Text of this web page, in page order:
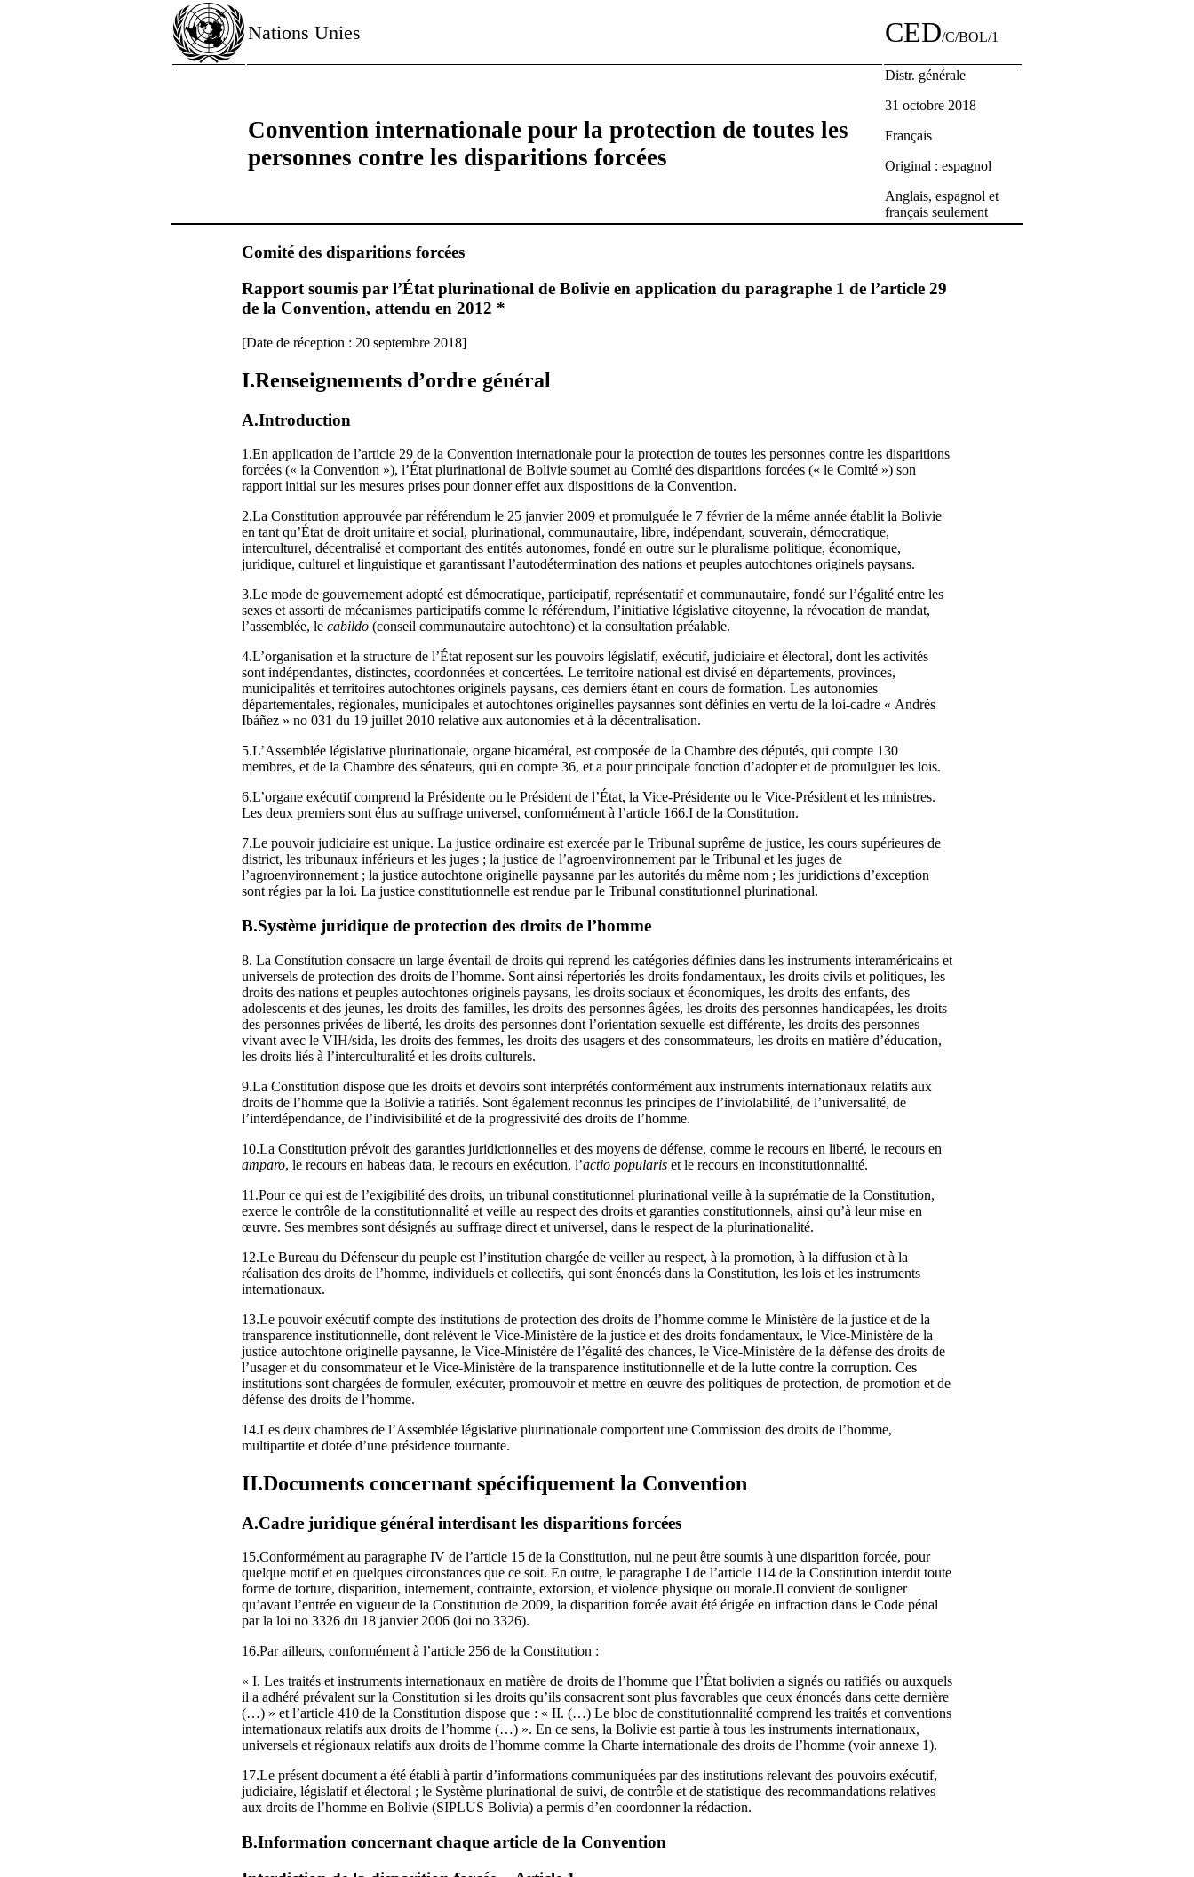
Nations Unies CED/C/BOL/1
Convention internationale pour la protection de toutes les
personnes contre les disparitions forcées
Distr. générale
31 octobre 2018
Français
Original : espagnol
Anglais, espagnol et
français seulement
Comité des disparitions forcées
Rapport soumis par l’État plurinational de Bolivie en application du paragraphe 1 de l’article 29
de la Convention, attendu en 2012 *
[Date de réception : 20 septembre 2018]
I.Renseignements d’ordre général
A.Introduction
1.En application de l’article 29 de la Convention internationale pour la protection de toutes les personnes contre les disparitions
forcées (« la Convention »), l’État plurinational de Bolivie soumet au Comité des disparitions forcées (« le Comité ») son
rapport initial sur les mesures prises pour donner effet aux dispositions de la Convention.
2.La Constitution approuvée par référendum le 25 janvier 2009 et promulguée le 7 février de la même année établit la Bolivie
en tant qu’État de droit unitaire et social, plurinational, communautaire, libre, indépendant, souverain, démocratique,
interculturel, décentralisé et comportant des entités autonomes, fondé en outre sur le pluralisme politique, économique,
juridique, culturel et linguistique et garantissant l’autodétermination des nations et peuples autochtones originels paysans.
3.Le mode de gouvernement adopté est démocratique, participatif, représentatif et communautaire, fondé sur l’égalité entre les
sexes et assorti de mécanismes participatifs comme le référendum, l’initiative législative citoyenne, la révocation de mandat,
l’assemblée, le cabildo (conseil communautaire autochtone) et la consultation préalable.
4.L’organisation et la structure de l’État reposent sur les pouvoirs législatif, exécutif, judiciaire et électoral, dont les activités
sont indépendantes, distinctes, coordonnées et concertées. Le territoire national est divisé en départements, provinces,
municipalités et territoires autochtones originels paysans, ces derniers étant en cours de formation. Les autonomies
départementales, régionales, municipales et autochtones originelles paysannes sont définies en vertu de la loi-cadre « Andrés
Ibáñez » no 031 du 19 juillet 2010 relative aux autonomies et à la décentralisation.
5.L’Assemblée législative plurinationale, organe bicaméral, est composée de la Chambre des députés, qui compte 130
membres, et de la Chambre des sénateurs, qui en compte 36, et a pour principale fonction d’adopter et de promulguer les lois.
6.L’organe exécutif comprend la Présidente ou le Président de l’État, la Vice-Présidente ou le Vice-Président et les ministres.
Les deux premiers sont élus au suffrage universel, conformément à l’article 166.I de la Constitution.
7.Le pouvoir judiciaire est unique. La justice ordinaire est exercée par le Tribunal suprême de justice, les cours supérieures de
district, les tribunaux inférieurs et les juges ; la justice de l’agroenvironnement par le Tribunal et les juges de
l’agroenvironnement ; la justice autochtone originelle paysanne par les autorités du même nom ; les juridictions d’exception
sont régies par la loi. La justice constitutionnelle est rendue par le Tribunal constitutionnel plurinational.
B.Système juridique de protection des droits de l’homme
8. La Constitution consacre un large éventail de droits qui reprend les catégories définies dans les instruments interaméricains et
universels de protection des droits de l’homme. Sont ainsi répertoriés les droits fondamentaux, les droits civils et politiques, les
droits des nations et peuples autochtones originels paysans, les droits sociaux et économiques, les droits des enfants, des
adolescents et des jeunes, les droits des familles, les droits des personnes âgées, les droits des personnes handicapées, les droits
des personnes privées de liberté, les droits des personnes dont l’orientation sexuelle est différente, les droits des personnes
vivant avec le VIH/sida, les droits des femmes, les droits des usagers et des consommateurs, les droits en matière d’éducation,
les droits liés à l’interculturalité et les droits culturels.
9.La Constitution dispose que les droits et devoirs sont interprétés conformément aux instruments internationaux relatifs aux
droits de l’homme que la Bolivie a ratifiés. Sont également reconnus les principes de l’inviolabilité, de l’universalité, de
l’interdépendance, de l’indivisibilité et de la progressivité des droits de l’homme.
10.La Constitution prévoit des garanties juridictionnelles et des moyens de défense, comme le recours en liberté, le recours en
amparo, le recours en habeas data, le recours en exécution, l’actio popularis et le recours en inconstitutionnalité.
11.Pour ce qui est de l’exigibilité des droits, un tribunal constitutionnel plurinational veille à la suprématie de la Constitution,
exerce le contrôle de la constitutionnalité et veille au respect des droits et garanties constitutionnels, ainsi qu’à leur mise en
œuvre. Ses membres sont désignés au suffrage direct et universel, dans le respect de la plurinationalité.
12.Le Bureau du Défenseur du peuple est l’institution chargée de veiller au respect, à la promotion, à la diffusion et à la
réalisation des droits de l’homme, individuels et collectifs, qui sont énoncés dans la Constitution, les lois et les instruments
internationaux.
13.Le pouvoir exécutif compte des institutions de protection des droits de l’homme comme le Ministère de la justice et de la
transparence institutionnelle, dont relèvent le Vice-Ministère de la justice et des droits fondamentaux, le Vice-Ministère de la
justice autochtone originelle paysanne, le Vice-Ministère de l’égalité des chances, le Vice-Ministère de la défense des droits de
l’usager et du consommateur et le Vice-Ministère de la transparence institutionnelle et de la lutte contre la corruption. Ces
institutions sont chargées de formuler, exécuter, promouvoir et mettre en œuvre des politiques de protection, de promotion et de
défense des droits de l’homme.
14.Les deux chambres de l’Assemblée législative plurinationale comportent une Commission des droits de l’homme,
multipartite et dotée d’une présidence tournante.
II.Documents concernant spécifiquement la Convention
A.Cadre juridique général interdisant les disparitions forcées
15.Conformément au paragraphe IV de l’article 15 de la Constitution, nul ne peut être soumis à une disparition forcée, pour
quelque motif et en quelques circonstances que ce soit. En outre, le paragraphe I de l’article 114 de la Constitution interdit toute
forme de torture, disparition, internement, contrainte, extorsion, et violence physique ou morale.Il convient de souligner
qu’avant l’entrée en vigueur de la Constitution de 2009, la disparition forcée avait été érigée en infraction dans le Code pénal
par la loi no 3326 du 18 janvier 2006 (loi no 3326).
16.Par ailleurs, conformément à l’article 256 de la Constitution :
« I. Les traités et instruments internationaux en matière de droits de l’homme que l’État bolivien a signés ou ratifiés ou auxquels
il a adhéré prévalent sur la Constitution si les droits qu’ils consacrent sont plus favorables que ceux énoncés dans cette dernière
(…) » et l’article 410 de la Constitution dispose que : « II. (…) Le bloc de constitutionnalité comprend les traités et conventions
internationaux relatifs aux droits de l’homme (…) ». En ce sens, la Bolivie est partie à tous les instruments internationaux,
universels et régionaux relatifs aux droits de l’homme comme la Charte internationale des droits de l’homme (voir annexe 1).
17.Le présent document a été établi à partir d’informations communiquées par des institutions relevant des pouvoirs exécutif,
judiciaire, législatif et électoral ; le Système plurinational de suivi, de contrôle et de statistique des recommandations relatives
aux droits de l’homme en Bolivie (SIPLUS Bolivia) a permis d’en coordonner la rédaction.
B.Information concernant chaque article de la Convention